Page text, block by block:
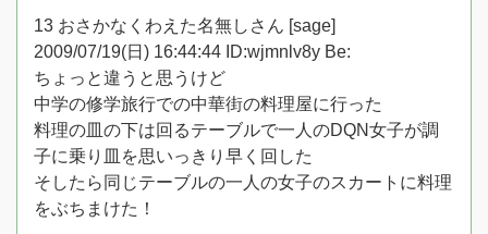
13 おさかなくわえた名無しさん [sage]
2009/07/19(日) 16:44:44 ID:wjmnlv8y Be:
ちょっと違うと思うけど
中学の修学旅行での中華街の料理屋に行った
料理の皿の下は回るテーブルで一人のDQN女子が調
子に乗り皿を思いっきり早く回した
そしたら同じテーブルの一人の女子のスカートに料理
をぶちまけた！